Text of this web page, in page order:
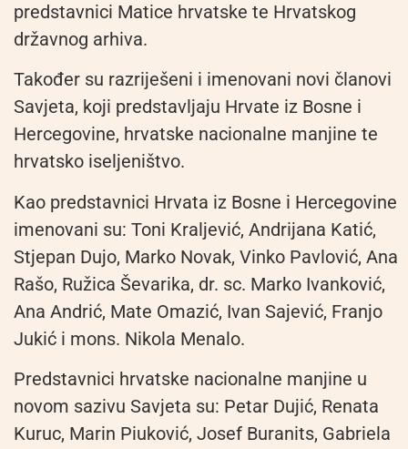
predstavnici Matice hrvatske te Hrvatskog
državnog arhiva.
Također su razriješeni i imenovani novi članovi
Savjeta, koji predstavljaju Hrvate iz Bosne i
Hercegovine, hrvatske nacionalne manjine te
hrvatsko iseljeništvo.
Kao predstavnici Hrvata iz Bosne i Hercegovine
imenovani su: Toni Kraljević, Andrijana Katić,
Stjepan Dujo, Marko Novak, Vinko Pavlović, Ana
Rašo, Ružica Ševarika, dr. sc. Marko Ivanković,
Ana Andrić, Mate Omazić, Ivan Sajević, Franjo
Jukić i mons. Nikola Menalo.
Predstavnici hrvatske nacionalne manjine u
novom sazivu Savjeta su: Petar Dujić, Renata
Kuruc, Marin Piuković, Josef Buranits, Gabriela